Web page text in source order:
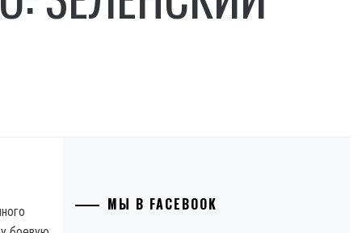
МЫ В FACEBOOK